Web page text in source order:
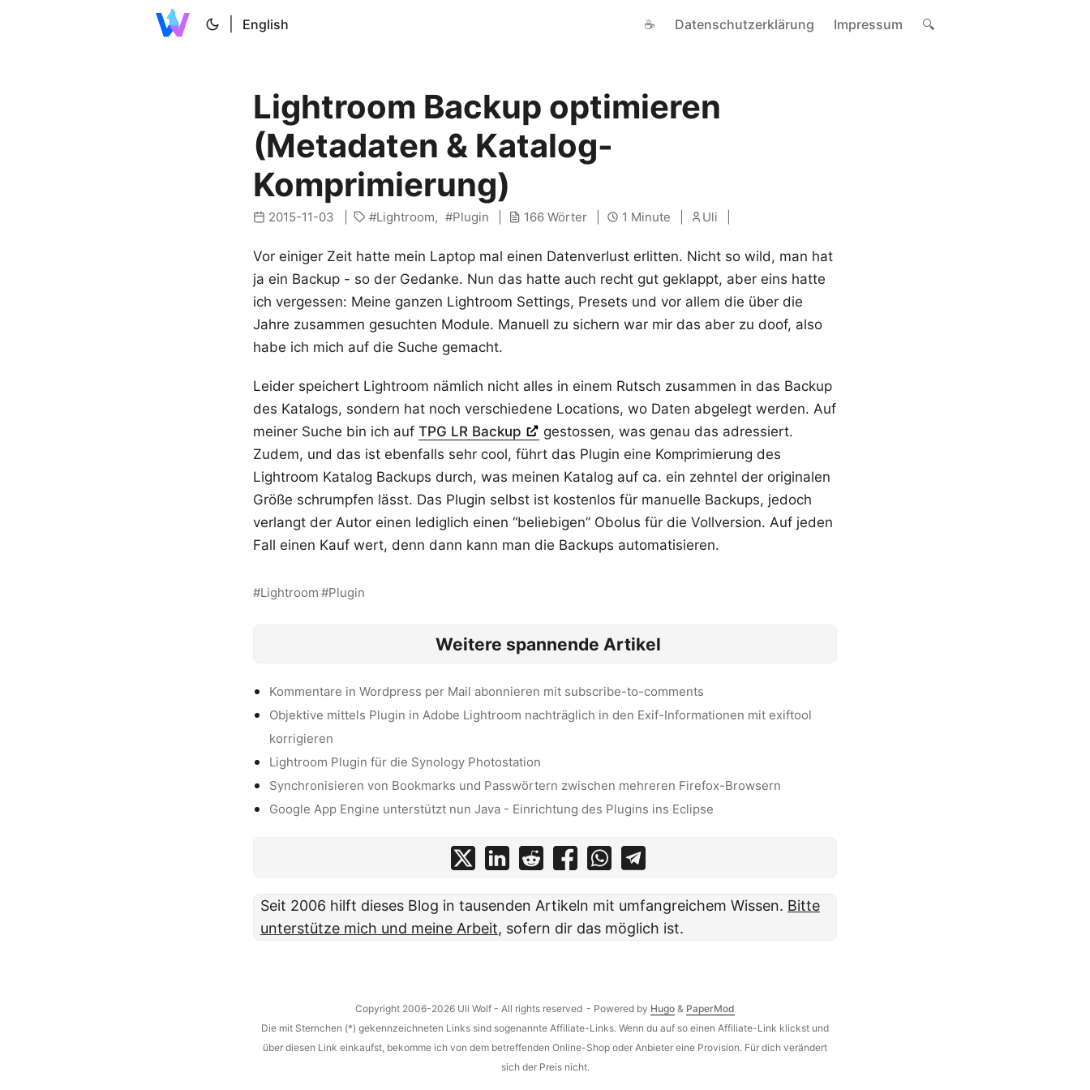
English ☕ Datenschutzerklärung Impressum 🔍
Lightroom Backup optimieren
(Metadaten & Katalog-
Komprimierung)
2015-11-03 Lightroom Plugin 166 Wörter 1 Minute Uli
Vor einiger Zeit hatte mein Laptop mal einen Datenverlust erlitten. Nicht so wild, man hat
ja ein Backup - so der Gedanke. Nun das hatte auch recht gut geklappt, aber eins hatte
ich vergessen: Meine ganzen Lightroom Settings, Presets und vor allem die über die
Jahre zusammen gesuchten Module. Manuell zu sichern war mir das aber zu doof, also
habe ich mich auf die Suche gemacht.
Leider speichert Lightroom nämlich nicht alles in einem Rutsch zusammen in das Backup
des Katalogs, sondern hat noch verschiedene Locations, wo Daten abgelegt werden. Auf
meiner Suche bin ich auf TPG LR Backup
gestossen, was genau das adressiert.
Zudem, und das ist ebenfalls sehr cool, führt das Plugin eine Komprimierung des
Lightroom Katalog Backups durch, was meinen Katalog auf ca. ein zehntel der originalen
Größe schrumpfen lässt. Das Plugin selbst ist kostenlos für manuelle Backups, jedoch
verlangt der Autor einen lediglich einen “beliebigen” Obolus für die Vollversion. Auf jeden
Fall einen Kauf wert, denn dann kann man die Backups automatisieren.
Lightroom Plugin
Weitere spannende Artikel
Kommentare in Wordpress per Mail abonnieren mit subscribe-to-comments
Objektive mittels Plugin in Adobe Lightroom nachträglich in den Exif-Informationen mit exiftool
korrigieren
Lightroom Plugin für die Synology Photostation
Synchronisieren von Bookmarks und Passwörtern zwischen mehreren Firefox-Browsern
Google App Engine unterstützt nun Java - Einrichtung des Plugins ins Eclipse
Seit 2006 hilft dieses Blog in tausenden Artikeln mit umfangreichem Wissen. Bitte
unterstütze mich und meine Arbeit, sofern dir das möglich ist.
Copyright 2006-2026 Uli Wolf - All rights reserved - Powered by Hugo & PaperMod
Die mit Sternchen (*) gekennzeichneten Links sind sogenannte Affiliate-Links. Wenn du auf so einen Affiliate-Link klickst und
über diesen Link einkaufst, bekomme ich von dem betreffenden Online-Shop oder Anbieter eine Provision. Für dich verändert
sich der Preis nicht.